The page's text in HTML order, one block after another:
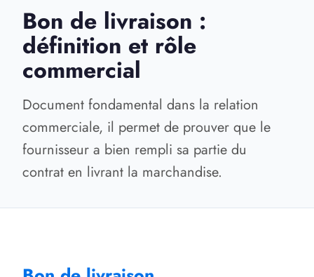
Bon de livraison :
définition et rôle
commercial
Document fondamental dans la relation
commerciale, il permet de prouver que le
fournisseur a bien rempli sa partie du
contrat en livrant la marchandise.